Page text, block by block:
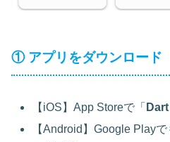
① アプリをダウンロード
【iOS】App Storeで「
【Android】Google Play